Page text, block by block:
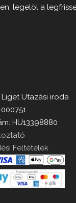
legelöl a
Utazási iroda
HU13398880
Feltételek